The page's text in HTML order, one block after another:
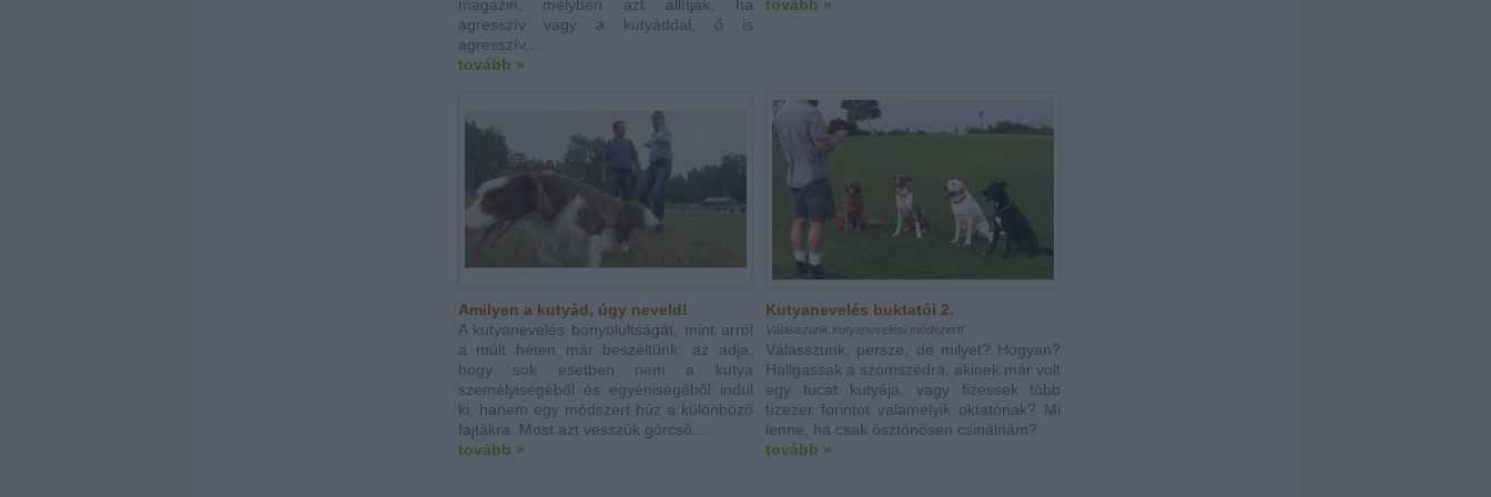
magazin, melyben azt állítják, ha
agresszív vagy a kutyáddal, ő is
agresszív...
tovább »
tovább »
Amilyen a kutyád, úgy neveld!
A kutyanevelés bonyolultságát, mint arról
a múlt héten már beszéltünk, az adja,
hogy sok esetben nem a kutya
személyiségéből és egyéniségéből indul
ki, hanem egy módszert húz a különböző
fajtákra. Most azt vesszük górcső...
tovább »
Kutyanevelés buktatói 2.
Válasszunk kutyanevelési módszert!
Válasszunk, persze, de milyet? Hogyan?
Hallgassak a szomszédra, akinek már volt
egy tucat kutyája, vagy fizessek több
tízezer forintot valamelyik oktatónak? Mi
lenne, ha csak ösztönösen csinálnám?
tovább »